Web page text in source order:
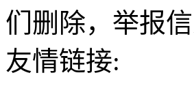
们删除，举报
友情链接: